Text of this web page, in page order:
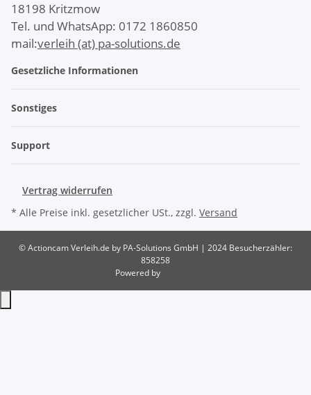
18198 Kritzmow
Tel. und WhatsApp: 0172 1860850
mail:verleih (at) pa-solutions.de
Gesetzliche Informationen
Sonstiges
Support
Vertrag widerrufen
* Alle Preise inkl. gesetzlicher USt., zzgl. Versand
© Actioncam Verleih.de by PA-Solutions GmbH | 2024 Besucherzähler:
858258
Powered by